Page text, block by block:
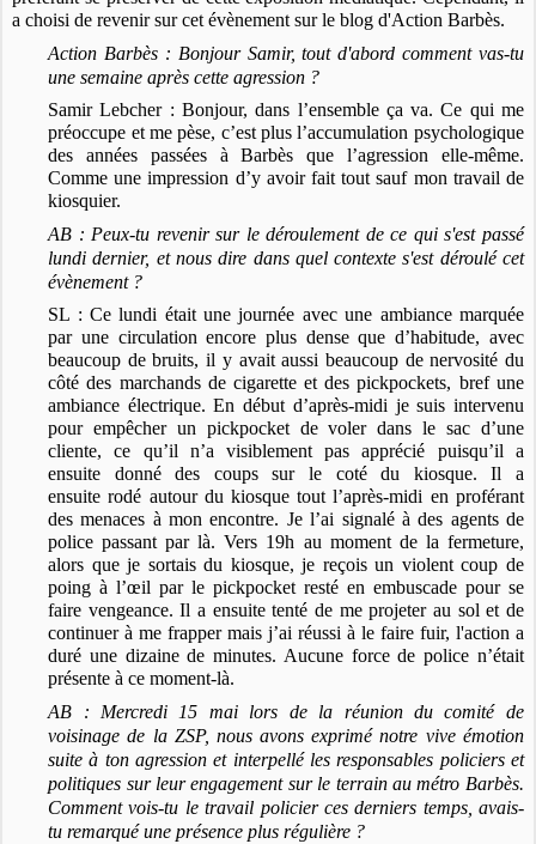
a choisi de revenir sur cet évènement sur le blog d'Action Barbès.
Action Barbès : Bonjour Samir, tout d'abord comment vas-tu
une semaine après cette agression ?
Samir Lebcher : Bonjour, dans l’ensemble ça va. Ce qui me
préoccupe et me pèse, c’est plus l’accumulation psychologique
des années passées à Barbès que l’agression elle-même.
Comme une impression d’y avoir fait tout sauf mon travail de
kiosquier.
AB : Peux-tu revenir sur le déroulement de ce qui s'est passé
lundi dernier, et nous dire dans quel contexte s'est déroulé cet
évènement ?
SL : Ce lundi était une journée avec une ambiance marquée
par une circulation encore plus dense que d’habitude, avec
beaucoup de bruits, il y avait aussi beaucoup de nervosité du
côté des marchands de cigarette et des pickpockets, bref une
ambiance électrique. En début d’après-midi je suis intervenu
pour empêcher un pickpocket de voler dans le sac d’une
cliente, ce qu’il n’a visiblement pas apprécié puisqu’il a
ensuite donné des coups sur le coté du kiosque. Il a
ensuite rodé autour du kiosque tout l’après-midi en proférant
des menaces à mon encontre. Je l’ai signalé à des agents de
police passant par là. Vers 19h au moment de la fermeture,
alors que je sortais du kiosque, je reçois un violent coup de
poing à l’œil par le pickpocket resté en embuscade pour se
faire vengeance. Il a ensuite tenté de me projeter au sol et de
continuer à me frapper mais j’ai réussi à le faire fuir, l'action a
duré une dizaine de minutes. Aucune force de police n’était
présente à ce moment-là.
AB : Mercredi 15 mai lors de la réunion du comité de
voisinage de la ZSP, nous avons exprimé notre vive émotion
suite à ton agression et interpellé les responsables policiers et
politiques sur leur engagement sur le terrain au métro Barbès.
Comment vois-tu le travail policier ces derniers temps, avais-
tu remarqué une présence plus régulière ?